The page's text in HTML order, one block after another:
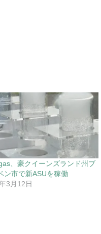
、豪クイーンズランド州ブ
ン市で新ASUを稼働
3月12日